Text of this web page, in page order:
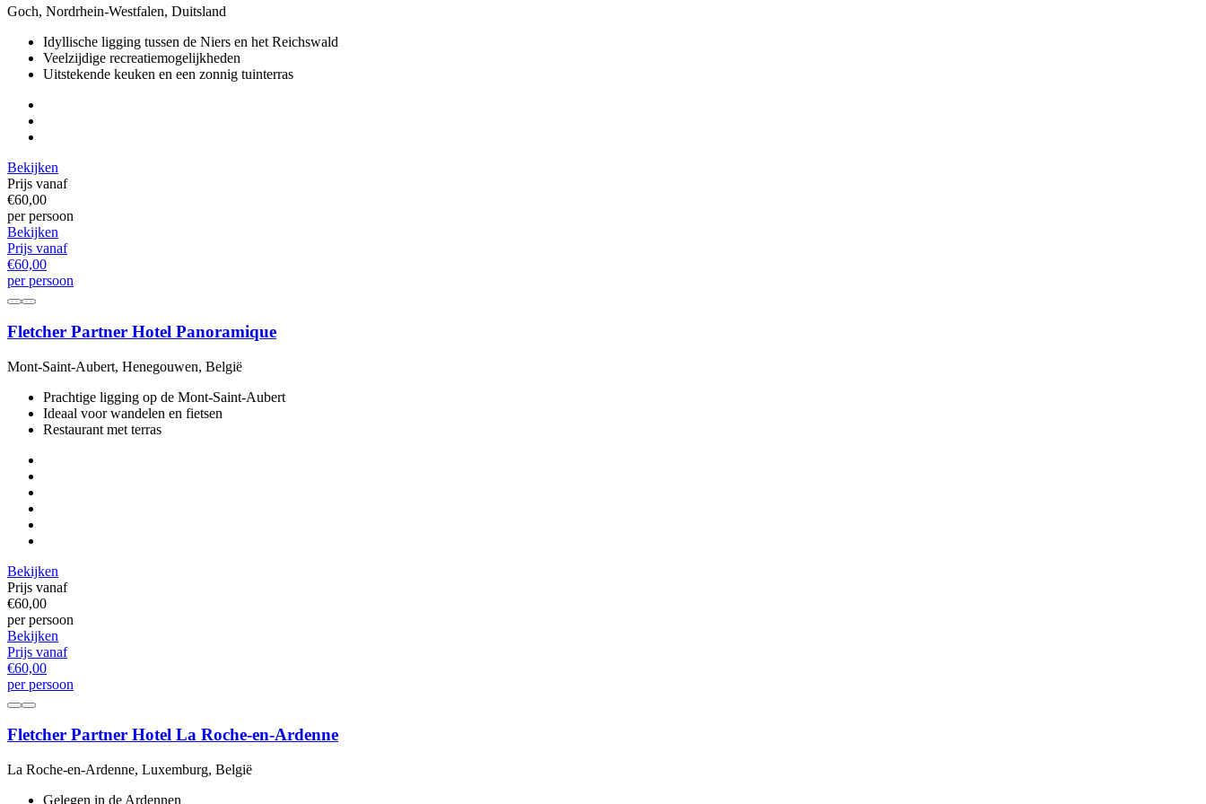
Goch, Nordrhein-Westfalen, Duitsland
Idyllische ligging tussen de Niers en het Reichswald
Veelzijdige recreatiemogelijkheden
Uitstekende keuken en een zonnig tuinterras
Bekijken
Prijs vanaf
€60,00
per persoon
Bekijken
Prijs vanaf
€60,00
per persoon
Fletcher Partner Hotel Panoramique
Mont-Saint-Aubert, Henegouwen, België
Prachtige ligging op de Mont-Saint-Aubert
Ideaal voor wandelen en fietsen
Restaurant met terras
Bekijken
Prijs vanaf
€60,00
per persoon
Bekijken
Prijs vanaf
€60,00
per persoon
Fletcher Partner Hotel La Roche-en-Ardenne
La Roche-en-Ardenne, Luxemburg, België
Gelegen in de Ardennen